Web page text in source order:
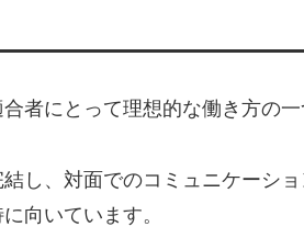
者にとって理想的な働き方の一
し、対面でのコミュニケーシ
向いています。